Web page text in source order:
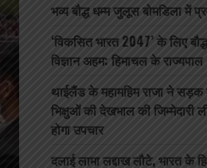
भव्य बौद्ध धम्म जुलूस बोमडिला में
‘विकसित भारत 2047’ के लिए
विज्ञान अहम: हिमाचल के राज्यपाल
थाईलैंड के महामहिम राजा ने सड़क
भिक्षुओं की देखभाल की जिम्मेदारी
होगा उपचार
दलाई लामा लद्दाख लौटे, भारत के